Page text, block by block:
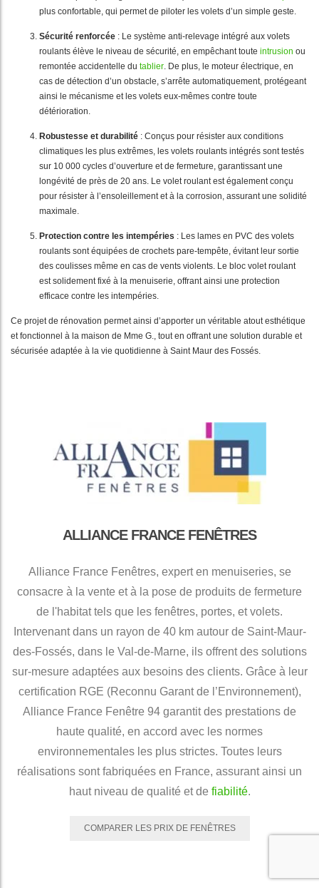
plus confortable, qui permet de piloter les volets d’un simple geste.
Sécurité renforcée : Le système anti-relevage intégré aux volets
roulants élève le niveau de sécurité, en empêchant toute intrusion ou
remontée accidentelle du tablier. De plus, le moteur électrique, en
cas de détection d’un obstacle, s’arrête automatiquement, protégeant
ainsi le mécanisme et les volets eux-mêmes contre toute
détérioration.
Robustesse et durabilité : Conçus pour résister aux conditions
climatiques les plus extrêmes, les volets roulants intégrés sont testés
sur 10 000 cycles d’ouverture et de fermeture, garantissant une
longévité de près de 20 ans. Le volet roulant est également conçu
pour résister à l’ensoleillement et à la corrosion, assurant une solidité
maximale.
Protection contre les intempéries : Les lames en PVC des volets
roulants sont équipées de crochets pare-tempête, évitant leur sortie
des coulisses même en cas de vents violents. Le bloc volet roulant
est solidement fixé à la menuiserie, offrant ainsi une protection
efficace contre les intempéries.
Ce projet de rénovation permet ainsi d’apporter un véritable atout esthétique
et fonctionnel à la maison de Mme G., tout en offrant une solution durable et
sécurisée adaptée à la vie quotidienne à Saint Maur des Fossés.
ALLIANCE FRANCE FENÊTRES
Alliance France Fenêtres, expert en menuiseries, se
consacre à la vente et à la pose de produits de fermeture
de l'habitat tels que les fenêtres, portes, et volets.
Intervenant dans un rayon de 40 km autour de Saint-Maur-
des-Fossés, dans le Val-de-Marne, ils offrent des solutions
sur-mesure adaptées aux besoins des clients. Grâce à leur
certification RGE (Reconnu Garant de l’Environnement),
Alliance France Fenêtre 94 garantit des prestations de
haute qualité, en accord avec les normes
environnementales les plus strictes. Toutes leurs
réalisations sont fabriquées en France, assurant ainsi un
haut niveau de qualité et de fiabilité.
COMPARER LES PRIX DE FENÊTRES